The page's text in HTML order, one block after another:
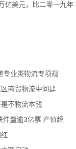
亿美元，比二零一九年
专业类物流专项规
商贸物流中间建
不物流本钱
件量逾3亿票 产值超